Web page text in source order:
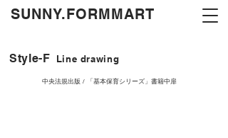
​SUNNY.FORMMART
Style-F Line drawing
中央法規出版 / 「基本保育シリーズ」書籍中扉